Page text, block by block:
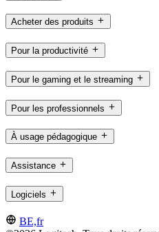
Acheter des produits
Pour la productivité
Pour le gaming et le streaming
Pour les professionnels
À usage pédagogique
Assistance
Logiciels
BE,fr